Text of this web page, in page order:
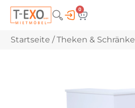
0
Startseite /Theken & Schränke